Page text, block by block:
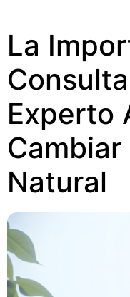
La
Experto
Natural